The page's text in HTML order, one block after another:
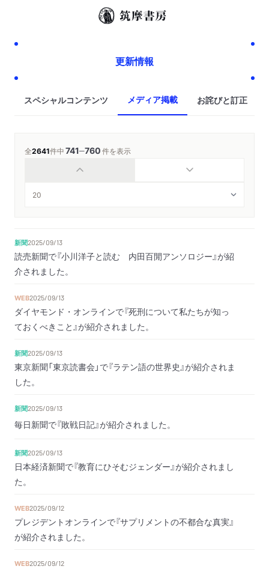
更新情報
スペシャルコンテンツ メディア掲載 お詫びと訂正
全2641件中741─760件を表示
新聞2025/09/13
読売新聞で『小川洋子と読む 内田百閒アンソロジー』が紹
介されました。
WEB2025/09/13
ダイヤモンド・オンラインで『死刑について私たちが知っ
ておくべきこと』が紹介されました。
新聞2025/09/13
東京新聞「東京読書会」で『ラテン語の世界史』が紹介されま
した。
新聞2025/09/13
毎日新聞で『敗戦日記』が紹介されました。
新聞2025/09/13
日本経済新聞で『教育にひそむジェンダー』が紹介されまし
た。
WEB2025/09/12
プレジデントオンラインで『サプリメントの不都合な真実』
が紹介されました。
WEB2025/09/12